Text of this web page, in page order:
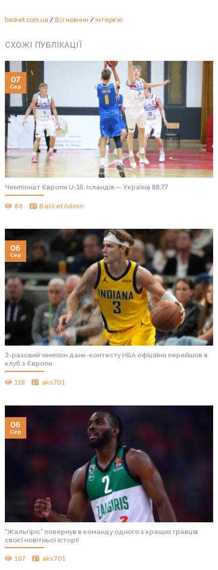
basket.com.ua/ Всі новини / Інтерв'ю
СХОЖІ ПУБЛІКАЦІЇ
Чемпіонат Європи U-16. Ісландія — Україна 88:77
88 BasketAdmin
07
Сер
3-разовий чемпіон данк-контесту НБА офіційно перейшов в
клуб з Європи
119 aks701
06
Сер
“Жальгіріс” повернув в команду одного з кращих гравців
своєї новітньої історії
167 aks701
06
Сер